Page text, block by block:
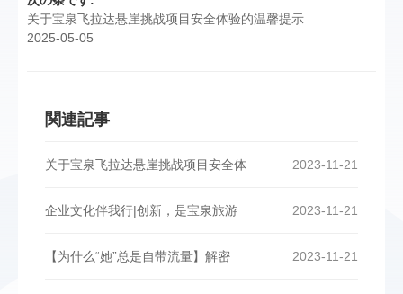
关于宝泉飞拉达悬崖挑战项目安全体验的温馨提示
2025-05-05
関連記事
2023-11-21
关于宝泉飞拉达悬崖挑战项目安全体
2023-11-21
企业文化伴我行|创新，是宝泉旅游
2023-11-21
【为什么“她”总是自带流量】解密